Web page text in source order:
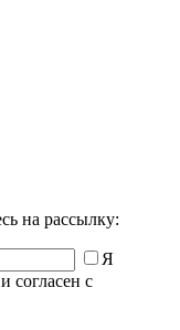
на рассылку:
Я
согласен с